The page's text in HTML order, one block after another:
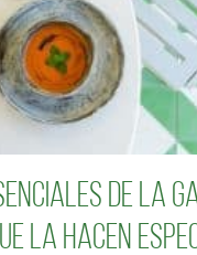
de la
la hacen